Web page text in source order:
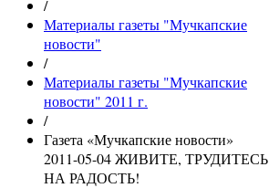
/
Материалы газеты "Мучкапские
новости"
/
Материалы газеты "Мучкапские
новости" 2011 г.
/
Газета «Мучкапские новости»
2011-05-04 ЖИВИТЕ, ТРУДИТЕСЬ
НА РАДОСТЬ!